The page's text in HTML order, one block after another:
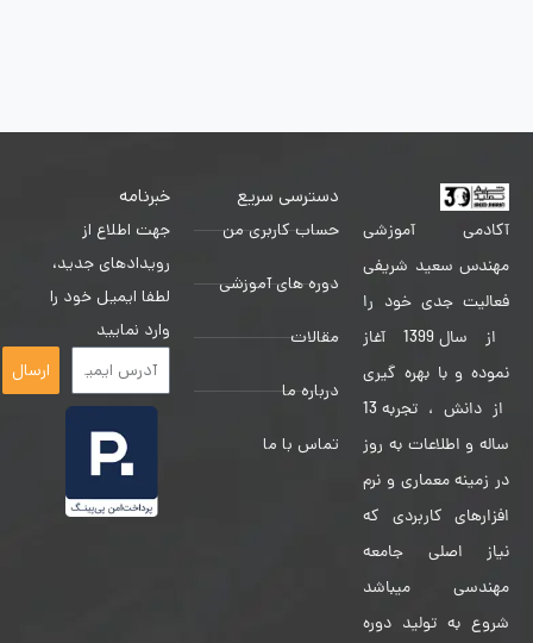
آکادمی آموزشی
مهندس سعید شریفی
فعالیت جدی خود را
از سال 1399 آغاز
نموده و با بهره گیری
از دانش ، تجربه 13
ساله و اطلاعات به روز
در زمینه معماری و نرم
افزارهای کاربردی که
نیاز اصلی جامعه
مهندسی میباشد
شروع به تولید دوره
دسترسی سریع
حساب کاربری من
دوره های آموزشی
مقالات
درباره ما
تماس با ما
خبرنامه
جهت اطلاع از
رویدادهای جدید،
لطفا ایمیل خود را
وارد نمایید
ارسال